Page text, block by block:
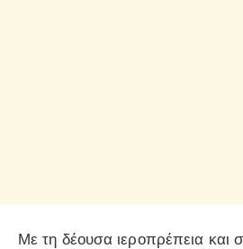
Με τη δέουσα ιεροπρέπεια και